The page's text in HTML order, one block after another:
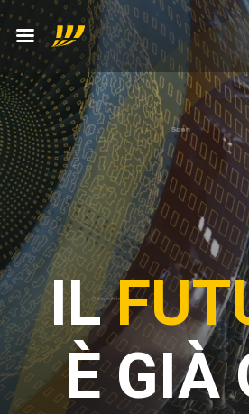
IL
È GIÀ